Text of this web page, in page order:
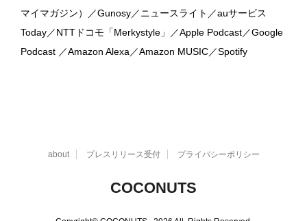
マイマガジン）／Gunosy／ニュースライト／auサービス
Today／NTTドコモ「Merkystyle」／Apple Podcast／Google
Podcast ／Amazon Alexa／Amazon MUSIC／Spotify
about プレスリリース受付 プライバシーポリシー
COCONUTS